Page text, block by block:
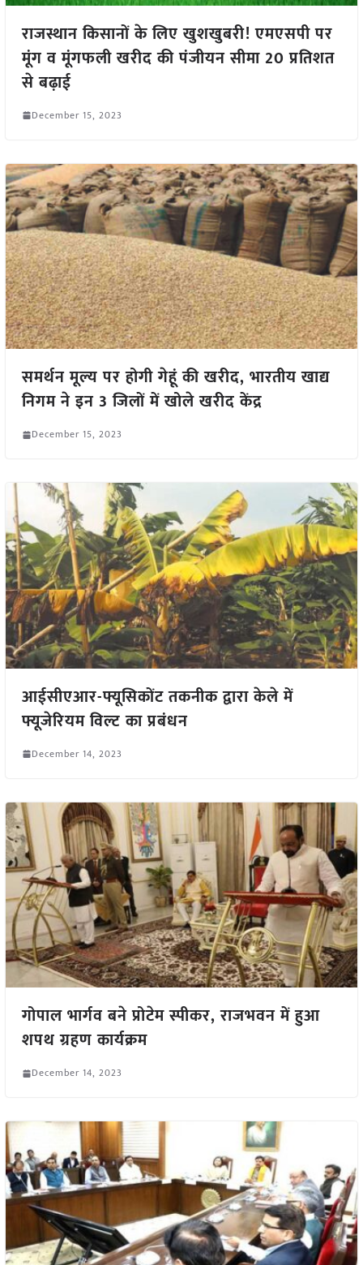
राजस्थान किसानों के लिए खुशखुबरी! एमएसपी पर
मूंग व मूंगफली खरीद की पंजीयन सीमा 20 प्रतिशत
से बढ़ाई
December 15, 2023
समर्थन मूल्य पर होगी गेहूं की खरीद, भारतीय खाद्य
निगम ने इन 3 जिलों में खोले खरीद केंद्र
December 15, 2023
आईसीएआर-फ्यूसिकोंट तकनीक द्वारा केले में
फ्यूजेरियम विल्ट का प्रबंधन
December 14, 2023
गोपाल भार्गव बने प्रोटेम स्पीकर, राजभवन में हुआ
शपथ ग्रहण कार्यक्रम
December 14, 2023